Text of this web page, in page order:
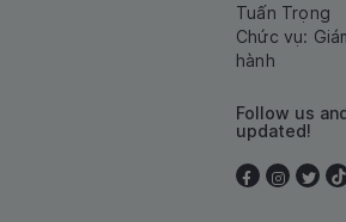
Tuấn Trọng
Chức vụ:
hành
Follow us
updated!